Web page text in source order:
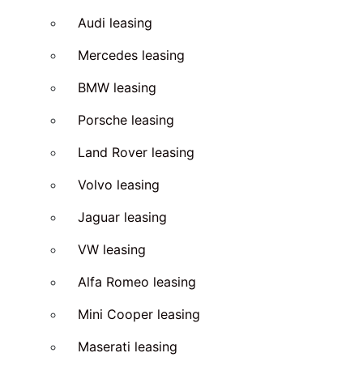
Audi leasing
Mercedes leasing
BMW leasing
Porsche leasing
Land Rover leasing
Volvo leasing
Jaguar leasing
VW leasing
Alfa Romeo leasing
Mini Cooper leasing
Maserati leasing